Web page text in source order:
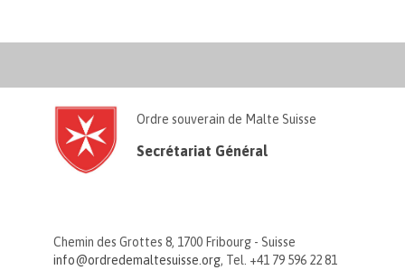
Ordre souverain de Malte Suisse
Secrétariat Général
Chemin des Grottes 8, 1700 Fribourg - Suisse
info@ordredemaltesuisse.org, Tel. +41 79 596 22 81